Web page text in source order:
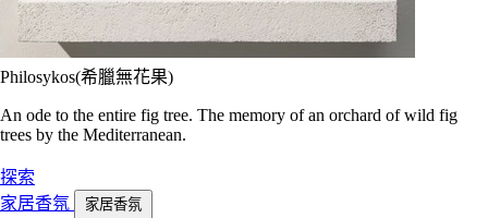
Philosykos(希臘無花果)
An ode to the entire fig tree. The memory of an orchard of wild fig
trees by the Mediterranean.
探索
家居香氛
家居香氛